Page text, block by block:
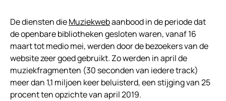
De diensten dieMuziekwebaanbood in de periode dat
de openbare bibliotheken gesloten waren, vanaf 16
maart tot medio mei, werden door de bezoekers van de
website zeer goed gebruikt. Zo werden in april de
muziekfragmenten (30 seconden van iedere track)
meer dan 1,1 miljoen keer beluisterd, een stijging van 25
procent ten opzichte van april 2019.